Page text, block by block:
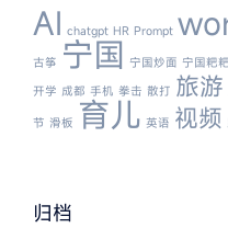
AI chatgpt HR Prompt
古筝 宁国 宁国炒面 宁国粑粑
开学 成都 手机 拳击 散打 旅游
节 滑板 育儿 英语 视频
归档